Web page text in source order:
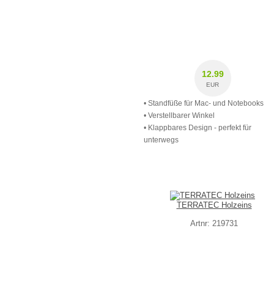
12.99
EUR
• Standfüße für Mac- und Notebooks
• Verstellbarer Winkel
• Klappbares Design - perfekt für
unterwegs
TERRATEC Holzeins
Artnr: 219731